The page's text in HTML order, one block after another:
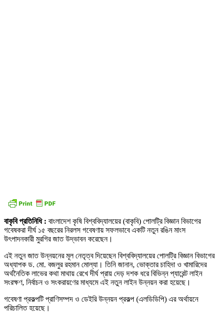
বাকৃবি প্রতিনিধি : বাংলাদেশ কৃষি বিশ্ববিদ্যালয়ের (বাকৃবি) পোলট্রি বিজ্ঞান বিভাগের
গবেষকরা দীর্ঘ ১৫ বছরের নিরলস গবেষণায় সফলভাবে একটি নতুন রঙিন মাংস
উৎপাদনকারী মুরগির জাত উদ্ভাবন করেছেন।
এই নতুন জাত উন্নয়নের মূল নেতৃত্ব দিয়েছেন বিশ্ববিদ্যালয়ের পোলট্রি বিজ্ঞান বিভাগের
অধ্যাপক ড. মো. বজলুর রহমান মোল্যা। তিনি জানান, ভোক্তার চাহিদা ও খামারিদের
অর্থনৈতিক লাভের কথা মাথায় রেখে দীর্ঘ প্রায় দেড় দশক ধরে বিভিন্ন প্যারেন্ট লাইন
সংরক্ষণ, নির্বাচন ও সংকরায়ণের মাধ্যমে এই নতুন লাইন উন্নয়ন করা হয়েছে।
গবেষণা প্রকল্পটি প্রাণিসম্পদ ও ডেইরি উন্নয়ন প্রকল্প (এলডিডিপি) এর অর্থায়নে
পরিচালিত হয়েছে।